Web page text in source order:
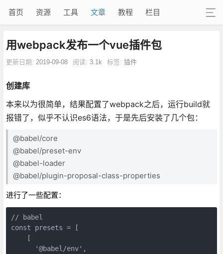
首页 资源 工具 文章 教程 栏目
用webpack发布一个vue插件包
更新日期: 2019-09-08 阅读: 3.1k 标签: 插件
创建库
本来以为很简单，结果配置了webpack之后，运行build就
报错了，似乎不认识es6语法，于是先后安装了几个包：
@babel/core
@babel/preset-env
@babel-loader
@babel/plugin-proposal-class-properties
进行了一些配置：
// babel
const presets = [
    [
      '@babel/env',